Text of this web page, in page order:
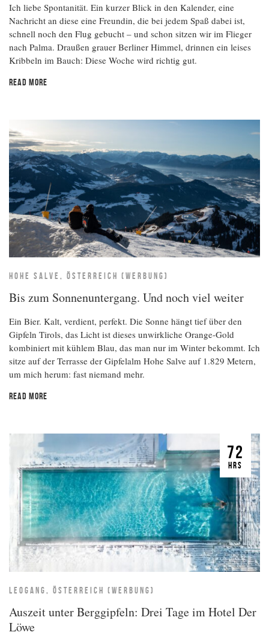
Ich liebe Spontanität. Ein kurzer Blick in den Kalender, eine
Nachricht an diese eine Freundin, die bei jedem Spaß dabei ist,
schnell noch den Flug gebucht – und schon sitzen wir im Flieger
nach Palma. Draußen grauer Berliner Himmel, drinnen ein leises
Kribbeln im Bauch: Diese Woche wird richtig gut.
READ MORE
HOHE SALVE, ÖSTERREICH (WERBUNG)
Bis zum Sonnenuntergang. Und noch viel weiter
Ein Bier. Kalt, verdient, perfekt. Die Sonne hängt tief über den
Gipfeln Tirols, das Licht ist dieses unwirkliche Orange-Gold
kombiniert mit kühlem Blau, das man nur im Winter bekommt. Ich
sitze auf der Terrasse der Gipfelalm Hohe Salve auf 1.829 Metern,
um mich herum: fast niemand mehr.
READ MORE
72
HRS
LEOGANG, ÖSTERREICH (WERBUNG)
Auszeit unter Berggipfeln: Drei Tage im Hotel Der
Löwe